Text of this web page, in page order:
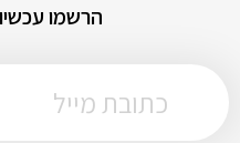
הרשמו